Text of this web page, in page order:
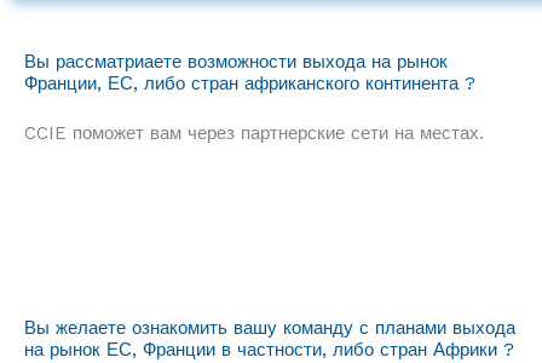
Вы рассматриаете возможности выхода на рынок
Франции, ЕС, либо стран африканского континента ?
CCIE поможет вам через партнерские сети на местах.
Вы желаете ознакомить вашу команду с планами выхода
на рынок ЕС, Франции в частности, либо стран Африки ?